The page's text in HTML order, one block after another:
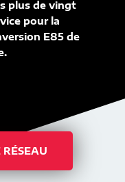
plus de vingt
pour la
E85 de
RÉSEAU